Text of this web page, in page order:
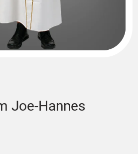
Joe-Hannes